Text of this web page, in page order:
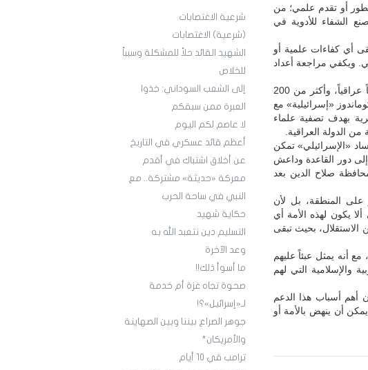
شرعية الاغتصابات
(شرعية) الاغتصابات
الشهيد القائد حلاً للمشكلة وسبباً
للخلاص
إلى الشعب السوداني: خذوا
العبرة ممن سبقكم
لا عاصم لكم اليوم
أعظم قائد عسكري في التاريخ
عن أخلاق اشتباك في أقدم
معركة «حديثة» مشتركة.. مع
النبي في ساحة الحرب
حكاية شهيد
التسليم دين نتعبد الله به
‏وعد الآخرة
ما أسوأ ذلك!!
صحوة تجاه غزة أم خدمة
لـ«إسرائيل»؟!
‏جوهر الصراع بيننا وبين الصهاينة
والأمريكان*
‏ترامب في 10 أيام
أو تقدم علمي؛ من
وسورية 2007، إلى قصف مصنع الشفاء للأدوية في
أي كفاءات علمية أو
ويكفي مراجعة أعداد
ففي العراق وحدها تحدثت تقارير دولية عن اغتيال الموساد قرابة 530 عالماً عراقياً، وأكثر من 200
2003 و2006، إذ دخلت فرق كوماندوز «إسرائيلية» مع
بهدف تصفية علماء
من الدولة العراقية.
عام 2006 ذكر فيه أن الموساد «الإسرائيلي» تمكن
إلى دور القاعدة وداعش
صلاح الدين بعد
على المنطقة، بل لأن
يكون لهذه الأمة أي
الاستقلال، بحيث تبقى
أنه يمثل عبئاً عليهم
والإسلامية التي لهم
أهم أسباب هذا الدعم
أن ينهض بالأمة أو